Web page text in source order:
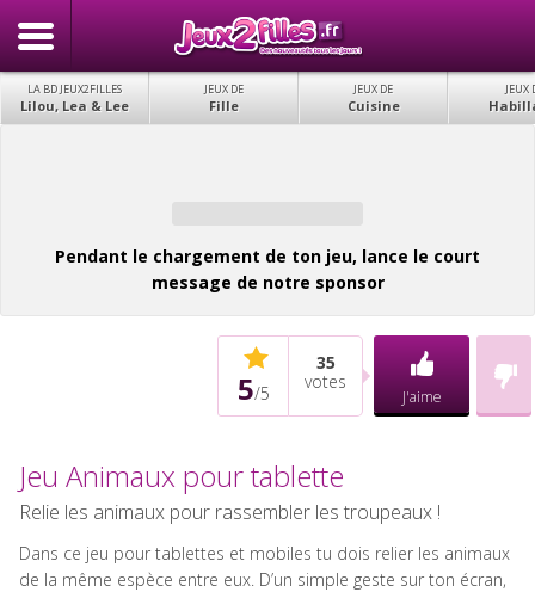
LA BD JEUX2FILLES
Lilou, Lea & Lee
JEUX DE
Fille
JEUX DE
Cuisine
JEUX
Pendant le chargement de ton jeu, lance le court
message de notre sponsor
5/5
35
votes
J'aime
Jeu Animaux pour tablette
Relie les animaux pour rassembler les troupeaux !
Dans ce jeu pour tablettes et mobiles tu dois relier les animaux
de la même espèce entre eux. D’un simple geste sur ton écran,